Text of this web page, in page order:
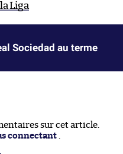
Liga
Sociedad au terme
sur cet article.
connectant .